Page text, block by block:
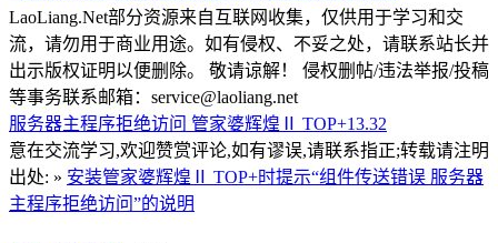
LaoLiang.Net部分资源来自互联网收集，仅供用于学习和交
流，请勿用于商业用途。如有侵权、不妥之处，请联系站长并
出示版权证明以便删除。 敬请谅解！ 侵权删帖/违法举报/投稿
等事务联系邮箱：service@laoliang.net
服务器主程序拒绝访问 管家婆辉煌Ⅱ TOP+13.32
意在交流学习,欢迎赞赏评论,如有谬误,请联系指正;转载请注明
出处: » 安装管家婆辉煌Ⅱ TOP+时提示“组件传送错误 服务器
主程序拒绝访问”的说明